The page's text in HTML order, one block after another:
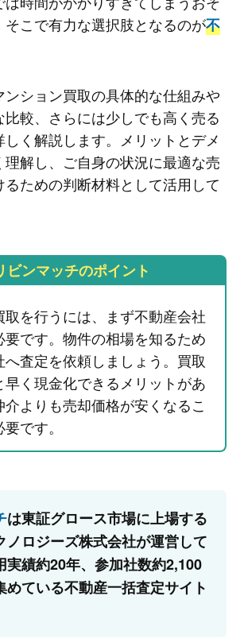
こで有力な選択肢となるのが不
ション買取の具体的な仕組みや
較、さらには少しでも高く売る
く解説します。メリットとデメ
理解し、ご自身の状況に最適な売
ための判断材料として活用して
ビンマッチのポイント
取を行うには、まず不動産会社
です。物件の相場を知るため
へ査定を依頼しましょう。買取
早く現金化できるメリットがあ
介よりも売却価格が安くなるこ
です。
は東証グロース市場に上場する
ノロジーズ株式会社が運営して
実績約20年、参加社数約2,100
めている不動産一括査定サイト